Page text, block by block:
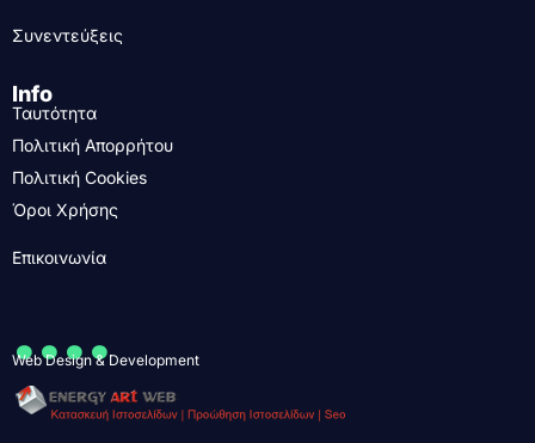
Συνεντεύξεις
Info
Ταυτότητα
Πολιτική Απορρήτου
Πολιτική Cookies
Όροι Χρήσης
Επικοινωνία
....
Web Design & Development